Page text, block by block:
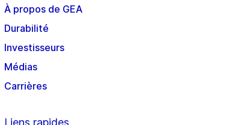
À propos de GEA
Durabilité
Investisseurs
Médias
Carrières
Liens rapides